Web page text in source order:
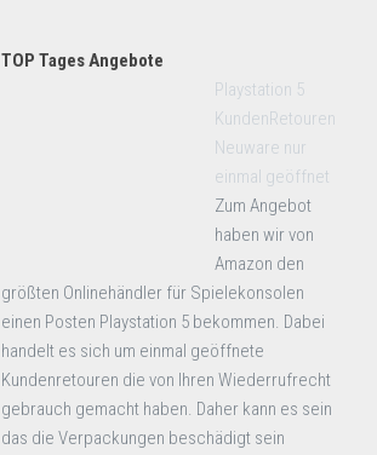
TOP Tages Angebote
Playstation 5
KundenRetouren
Neuware nur
einmal geöffnet
Zum Angebot
haben wir von
Amazon den
größten Onlinehändler für Spielekonsolen
einen Posten Playstation 5 bekommen. Dabei
handelt es sich um einmal geöffnete
Kundenretouren die von Ihren Wiederrufrecht
gebrauch gemacht haben. Daher kann es sein
das die Verpackungen beschädigt sein